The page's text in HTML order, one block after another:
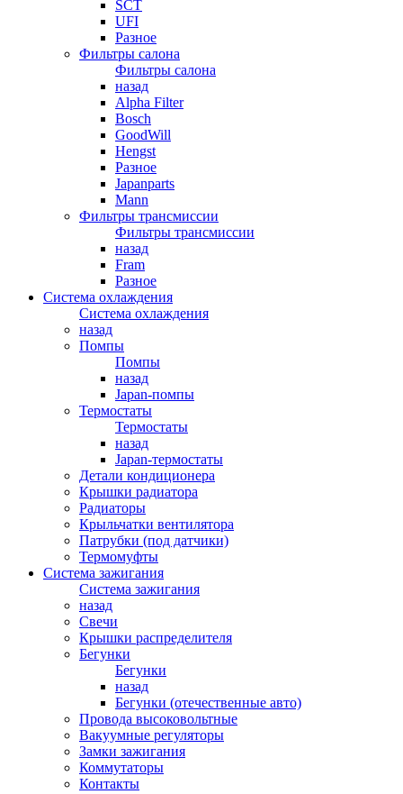
SCT
UFI
Разное
Фильтры салона
Фильтры салона
назад
Alpha Filter
Bosch
GoodWill
Hengst
Разное
Japanparts
Mann
Фильтры трансмиссии
Фильтры трансмиссии
назад
Fram
Разное
Система охлаждения
Система охлаждения
назад
Помпы
Помпы
назад
Japan-помпы
Термостаты
Термостаты
назад
Japan-термостаты
Детали кондиционера
Крышки радиатора
Радиаторы
Крыльчатки вентилятора
Патрубки (под датчики)
Термомуфты
Система зажигания
Система зажигания
назад
Свечи
Крышки распределителя
Бегунки
Бегунки
назад
Бегунки (отечественные авто)
Провода высоковольтные
Вакуумные регуляторы
Замки зажигания
Коммутаторы
Контакты